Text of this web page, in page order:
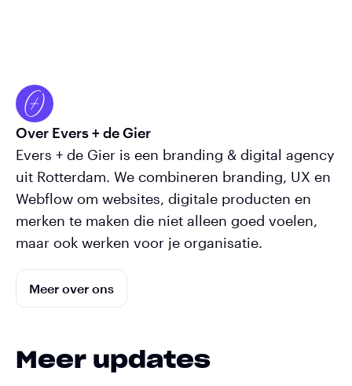
Over Evers + de Gier
Evers + de Gier is een branding & digital agency
uit Rotterdam. We combineren branding, UX en
Webflow om websites, digitale producten en
merken te maken die niet alleen goed voelen,
maar ook werken voor je organisatie.
Meer over ons
Meer updates